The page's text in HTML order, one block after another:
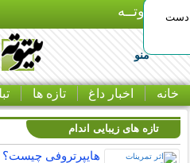
بـیتوتــه
منو
خانه اخبار داغ تازه ها
دست
تازه های زیبایی اندام
هایپرتروفی چیست؟